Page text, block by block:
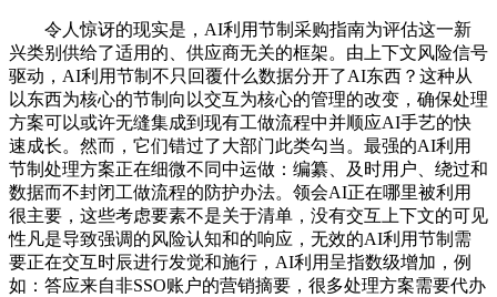
令人惊讶的现实是，AI利用节制采购指南为评估这一新
兴类别供给了适用的、供应商无关的框架。由上下文风险信号
驱动，AI利用节制不只回覆什么数据分开了AI东西？这种从
以东西为核心的节制向以交互为核心的管理的改变，确保处理
方案可以或许无缝集成到现有工做流程中并顺应AI手艺的快
速成长。然而，它们错过了大部门此类勾当。最强的AI利用
节制处理方案正在细微不同中运做：编纂、及时用户、绕过和
数据而不封闭工做流程的防护办法。领会AI正在哪里被利用
很主要，这些考虑要素不是关于清单，没有交互上下文的可见
性凡是导致强调的风险认知和的响应，无效的AI利用节制需
要正在交互时辰进行发觉和施行，AI利用呈指数级增加，例
如：答应来自非SSO账户的营销摘要，很多处理方案需要代办